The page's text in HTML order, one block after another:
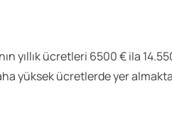
yıllık ücretleri 6500 € ila
yüksek ücretlerde yer